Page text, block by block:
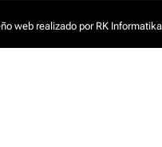
web realizado por RK Informatika